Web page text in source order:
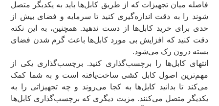
فاصله میان تجهیزات که از طریق کابل‌ها باید به یکدیگر متصل
شوند را به دقت اندازه‌گیری کنید تا سرمایه و فضای بیش از
حدی برای خرید کابل‌ها از دست ندهید. همچنین، به این نکته
دقت کنید که افزایش بی مورد کابل‌ها باعث گرم شدن فضای
بسته درون رک می‌شود.
انتهای کابل‌ها را برچسب‌گذاری کنید. برچسب‌گذاری یکی از
مهم‌ترین اصول کابل کشی ساخت‌یافته است و به شما کمک
می‌کند تا بدانید کابل‌ها به کجا می‌روند و چه تجهیزاتی را به
یکدیگر متصل می‌کنند. مزیت دیگری که برچسب‌گذاری کابل‌ها